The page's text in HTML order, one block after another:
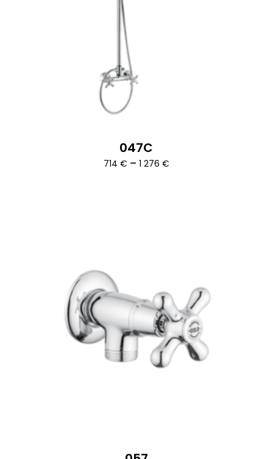
047C
714 € – 1 276 €Ártartomány: